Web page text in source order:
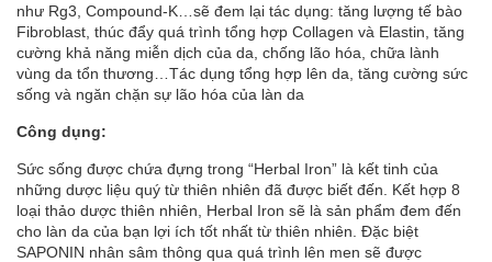
như Rg3, Compound-K…sẽ đem lại tác dụng: tăng lượng tế bào
Fibroblast, thúc đẩy quá trình tổng hợp Collagen và Elastin, tăng
cường khả năng miễn dịch của da, chống lão hóa, chữa lành
vùng da tổn thương…Tác dụng tổng hợp lên da, tăng cường sức
sống và ngăn chặn sự lão hóa của làn da
Công dụng:
Sức sống được chứa đựng trong “Herbal Iron” là kết tinh của
những dược liệu quý từ thiên nhiên đã được biết đến. Kết hợp 8
loại thảo dược thiên nhiên, Herbal Iron sẽ là sản phẩm đem đến
cho làn da của bạn lợi ích tốt nhất từ thiên nhiên. Đặc biệt
SAPONIN nhân sâm thông qua quá trình lên men sẽ được